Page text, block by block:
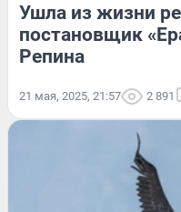
Ушла из жизни
постановщик
Репина
21 мая, 2025, 21:57 2 891